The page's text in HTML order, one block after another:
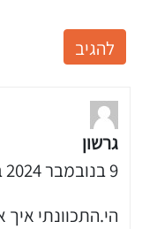
גרשון
9 בנובמבר 2024 בשעה 21:42
הי.התכוונתי